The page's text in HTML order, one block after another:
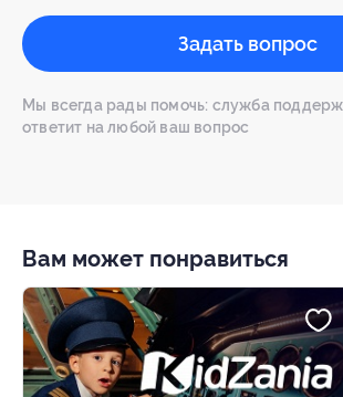
Задать вопрос
Мы всегда рады помочь: служба
ответит на любой ваш вопрос
Вам может понравиться